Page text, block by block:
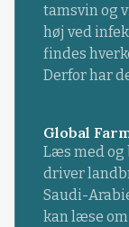
tamsvin og
høj ved
findes
Derfor har
Global
Læs med og
driver
Saudi-
kan læse om